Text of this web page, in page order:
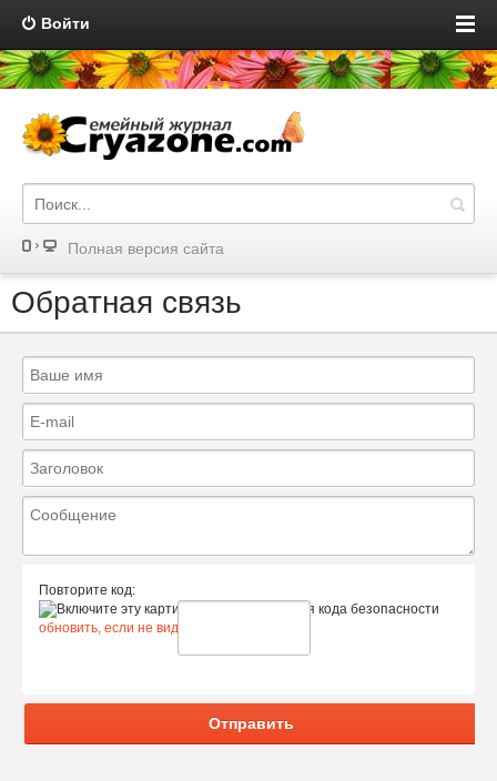
Войти
Полная версия сайта
Обратная связь
Повторите код:
обновить, если не виден код
Отправить